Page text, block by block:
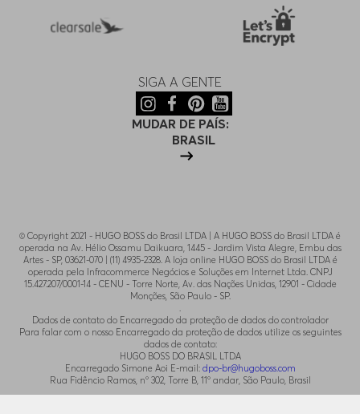
SIGA A GENTE
MUDAR DE PAÍS:
BRASIL
© Copyright 2021 - HUGO BOSS do Brasil LTDA | A HUGO BOSS do Brasil LTDA é
operada na Av. Hélio Ossamu Daikuara, 1445 - Jardim Vista Alegre, Embu das
Artes - SP, 03621-070 | (11) 4935-2328. A loja online HUGO BOSS do Brasil LTDA é
operada pela Infracommerce Negócios e Soluções em Internet Ltda. CNPJ
15.427.207/0001-14 - CENU - Torre Norte, Av. das Nações Unidas, 12901 - Cidade
Monções, São Paulo - SP.
.
Dados de contato do Encarregado da proteção de dados do controlador
Para falar com o nosso Encarregado da proteção de dados utilize os seguintes
dados de contato:
HUGO BOSS DO BRASIL LTDA
Encarregado Simone Aoi E-mail: dpo-br@hugoboss.com
Rua Fidêncio Ramos, n° 302, Torre B, 11° andar, São Paulo, Brasil